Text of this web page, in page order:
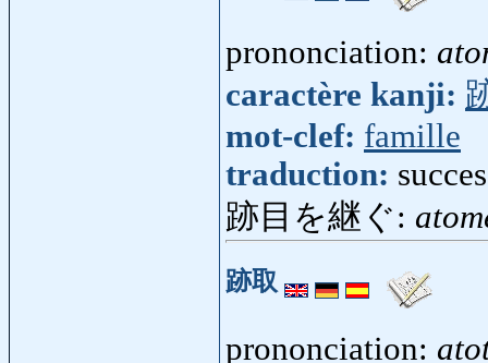
prononciation:
caractère kanji:
mot-clef: famille
traduction:
跡目を継ぐ:
跡取
prononciation: